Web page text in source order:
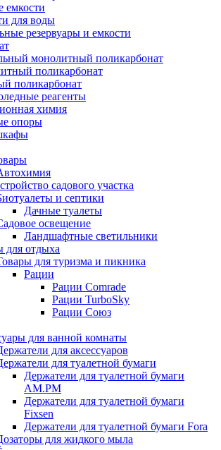
емкости
для воды
резервуары и емкости
монолитный поликарбонат
поликарбонат
поликарбонат
реагенты
химия
опоры
садового участка
и септики
Дачные туалеты
освещение
Ландшафтные светильники
для отдыха
для туризма и пикника
Рации
Рации Comrade
Рации TurboSky
Рации Союз
для ванной комнаты
для аксессуаров
для туалетной бумаги
Держатели для туалетной бумаги
AM.PM
Держатели для туалетной бумаги
Fixsen
Держатели для туалетной бумаги Fora
для жидкого мыла